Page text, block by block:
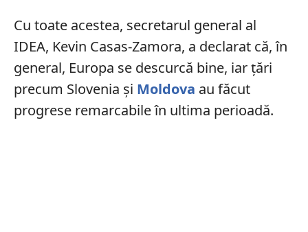
Cu toate acestea, secretarul general al
IDEA, Kevin Casas-Zamora, a declarat că, în
general, Europa se descurcă bine, iar țări
precum Slovenia și Moldova au făcut
progrese remarcabile în ultima perioadă.